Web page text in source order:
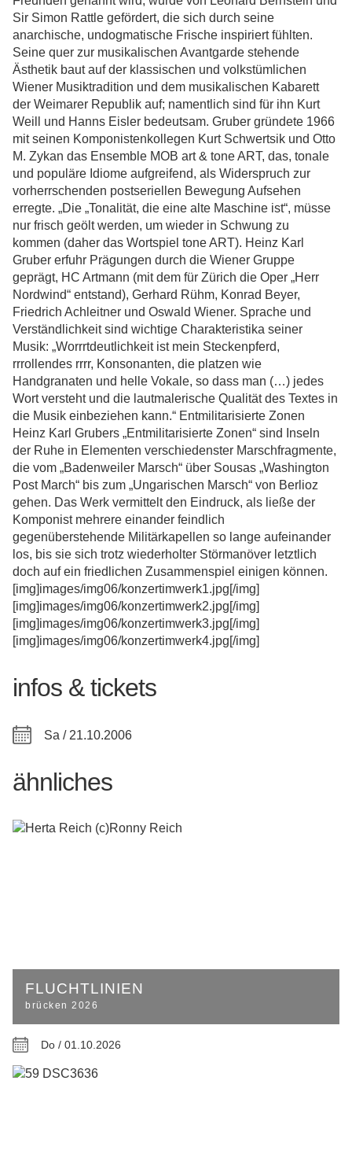
Sir Simon Rattle gefördert, die sich durch seine
anarchische, undogmatische Frische inspiriert fühlten.
Seine quer zur musikalischen Avantgarde stehende
Ästhetik baut auf der klassischen und volkstümlichen
Wiener Musiktradition und dem musikalischen Kabarett
der Weimarer Republik auf; namentlich sind für ihn Kurt
Weill und Hanns Eisler bedeutsam. Gruber gründete 1966
mit seinen Komponistenkollegen Kurt Schwertsik und Otto
M. Zykan das Ensemble MOB art & tone ART, das, tonale
und populäre Idiome aufgreifend, als Widerspruch zur
vorherrschenden postseriellen Bewegung Aufsehen
erregte. „Die „Tonalität, die eine alte Maschine ist“, müsse
nur frisch geölt werden, um wieder in Schwung zu
kommen (daher das Wortspiel tone ART). Heinz Karl
Gruber erfuhr Prägungen durch die Wiener Gruppe
geprägt, HC Artmann (mit dem für Zürich die Oper „Herr
Nordwind“ entstand), Gerhard Rühm, Konrad Beyer,
Friedrich Achleitner und Oswald Wiener. Sprache und
Verständlichkeit sind wichtige Charakteristika seiner
Musik: „Worrrtdeutlichkeit ist mein Steckenpferd,
rrrollendes rrrr, Konsonanten, die platzen wie
Handgranaten und helle Vokale, so dass man (…) jedes
Wort versteht und die lautmalerische Qualität des Textes in
die Musik einbeziehen kann.“ Entmilitarisierte Zonen
Heinz Karl Grubers „Entmilitarisierte Zonen“ sind Inseln
der Ruhe in Elementen verschiedenster Marschfragmente,
die vom „Badenweiler Marsch“ über Sousas „Washington
Post March“ bis zum „Ungarischen Marsch“ von Berlioz
gehen. Das Werk vermittelt den Eindruck, als ließe der
Komponist mehrere einander feindlich
gegenüberstehende Militärkapellen so lange aufeinander
los, bis sie sich trotz wiederholter Störmanöver letztlich
doch auf ein friedlichen Zusammenspiel einigen können.
[img]images/img06/konzertimwerk1.jpg[/img]
[img]images/img06/konzertimwerk2.jpg[/img]
[img]images/img06/konzertimwerk3.jpg[/img]
[img]images/img06/konzertimwerk4.jpg[/img]
infos & tickets
Sa / 21.10.2006
ähnliches
FLUCHTLINIEN
brücken 2026
Do / 01.10.2026